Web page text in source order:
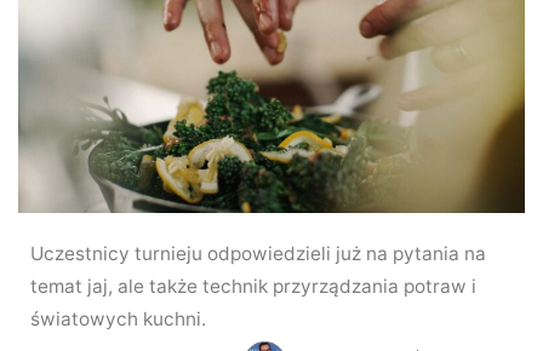
Uczestnicy turnieju odpowiedzieli już na pytania na
temat jaj, ale także technik przyrządzania potraw i
światowych kuchni.